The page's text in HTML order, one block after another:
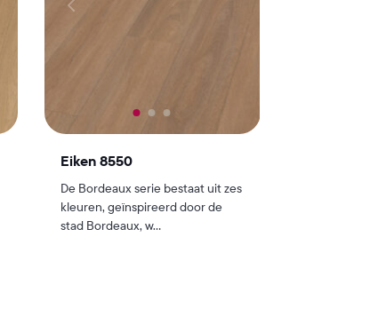
Eiken 8550
De Bordeaux serie bestaat uit zes
kleuren, geïnspireerd door de
stad Bordeaux, w...